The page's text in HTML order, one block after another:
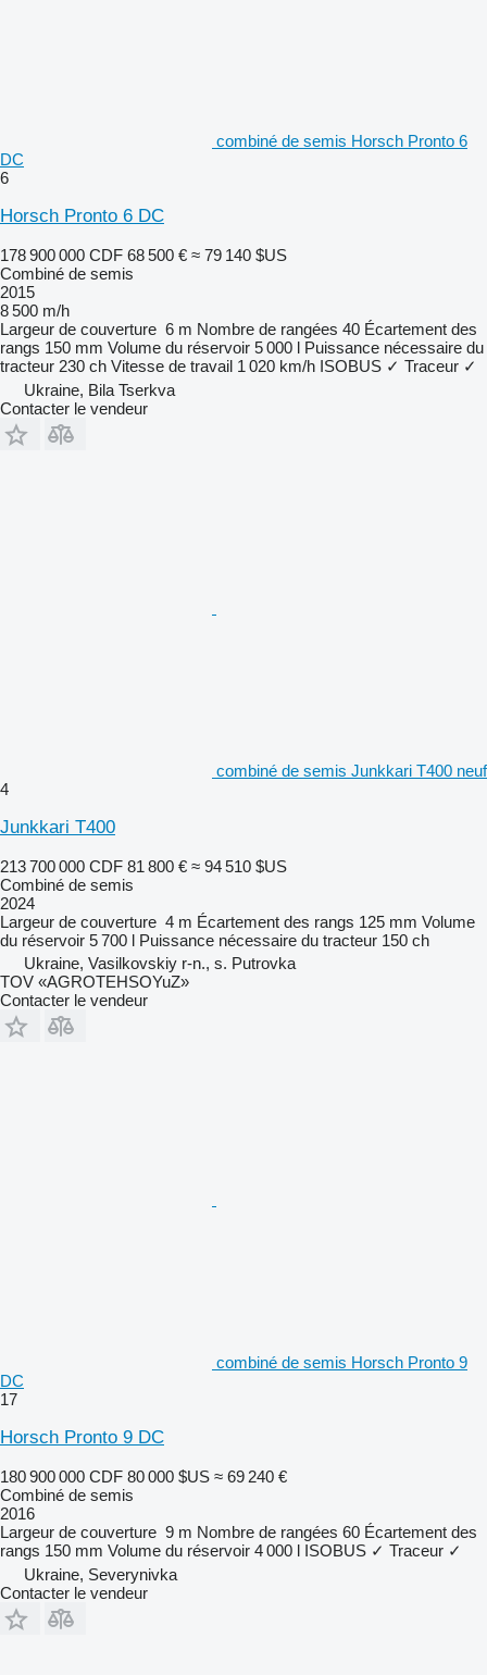
combiné de semis Horsch Pronto 6
DC
6
Horsch Pronto 6 DC
178 900 000 CDF 68 500 € ≈ 79 140 $US
Combiné de semis
2015
8 500 m/h
Largeur de couverture 6 m Nombre de rangées 40 Écartement des
rangs 150 mm Volume du réservoir 5 000 l Puissance nécessaire du
tracteur 230 ch Vitesse de travail 1 020 km/h ISOBUS ✓ Traceur ✓
Ukraine, Bila Tserkva
Contacter le vendeur
combiné de semis Junkkari T400 neuf
4
Junkkari T400
213 700 000 CDF 81 800 € ≈ 94 510 $US
Combiné de semis
2024
Largeur de couverture 4 m Écartement des rangs 125 mm Volume
du réservoir 5 700 l Puissance nécessaire du tracteur 150 ch
Ukraine, Vasilkovskiy r-n., s. Putrovka
TOV «AGROTEHSOYuZ»
Contacter le vendeur
combiné de semis Horsch Pronto 9
DC
17
Horsch Pronto 9 DC
180 900 000 CDF 80 000 $US ≈ 69 240 €
Combiné de semis
2016
Largeur de couverture 9 m Nombre de rangées 60 Écartement des
rangs 150 mm Volume du réservoir 4 000 l ISOBUS ✓ Traceur ✓
Ukraine, Severynivka
Contacter le vendeur